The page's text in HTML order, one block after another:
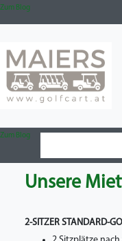
Zum Blog
Zum Blog
Unsere
2-SITZER STANDARD-